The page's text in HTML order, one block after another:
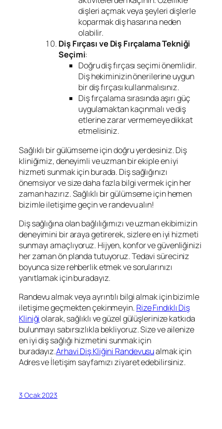
dişleri açmak veya şeyleri dişlerle
koparmak diş hasarına neden
olabilir.
Diş Fırçası ve Diş Fırçalama Tekniği
Seçimi:
Doğru diş fırçası seçimi önemlidir.
Diş hekiminizin önerilerine uygun
bir diş fırçası kullanmalısınız.
Diş fırçalama sırasında aşırı güç
uygulamaktan kaçınmalı ve diş
etlerine zarar vermemeye dikkat
etmelisiniz.
Sağlıklı bir gülümseme için doğru yerdesiniz. Diş
kliniğimiz, deneyimli ve uzman bir ekiple en iyi
hizmeti sunmak için burada. Diş sağlığınızı
önemsiyor ve size daha fazla bilgi vermek için her
zaman hazırız. Sağlıklı bir gülümseme için hemen
bizimle iletişime geçin ve randevu alın!
Diş sağlığına olan bağlılığımızı ve uzman ekibimizin
deneyimini bir araya getirerek, sizlere en iyi hizmeti
sunmayı amaçlıyoruz. Hijyen, konfor ve güvenliğinizi
her zaman ön planda tutuyoruz. Tedavi süreciniz
boyunca size rehberlik etmek ve sorularınızı
yanıtlamak için buradayız.
Randevu almak veya ayrıntılı bilgi almak için bizimle
iletişime geçmekten çekinmeyin. Rize Fındıklı Diş
Kliniğiolarak, sağlıklı ve güzel gülüşlerinize katkıda
bulunmayı sabırsızlıkla bekliyoruz. Size ve ailenize
en iyi diş sağlığı hizmetini sunmak için
buradayız.Arhavi Diş Kliğini Randevusualmak için
Adres ve İletişim sayfamızı ziyaret edebilirsiniz.
3 Ocak 2023